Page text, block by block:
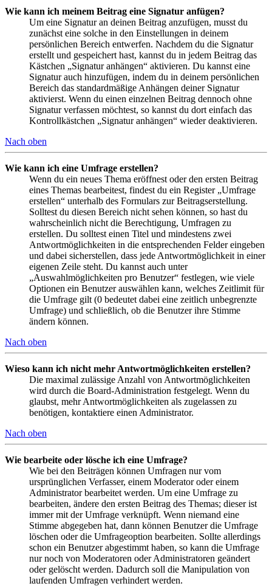
Wie kann ich meinem Beitrag eine Signatur anfügen?
Um eine Signatur an deinen Beitrag anzufügen, musst du
zunächst eine solche in den Einstellungen in deinem
persönlichen Bereich entwerfen. Nachdem du die Signatur
erstellt und gespeichert hast, kannst du in jedem Beitrag das
Kästchen „Signatur anhängen“ aktivieren. Du kannst eine
Signatur auch hinzufügen, indem du in deinem persönlichen
Bereich das standardmäßige Anhängen deiner Signatur
aktivierst. Wenn du einen einzelnen Beitrag dennoch ohne
Signatur verfassen möchtest, so kannst du dort einfach das
Kontrollkästchen „Signatur anhängen“ wieder deaktivieren.
Nach oben
Wie kann ich eine Umfrage erstellen?
Wenn du ein neues Thema eröffnest oder den ersten Beitrag
eines Themas bearbeitest, findest du ein Register „Umfrage
erstellen“ unterhalb des Formulars zur Beitragserstellung.
Solltest du diesen Bereich nicht sehen können, so hast du
wahrscheinlich nicht die Berechtigung, Umfragen zu
erstellen. Du solltest einen Titel und mindestens zwei
Antwortmöglichkeiten in die entsprechenden Felder eingeben
und dabei sicherstellen, dass jede Antwortmöglichkeit in einer
eigenen Zeile steht. Du kannst auch unter
„Auswahlmöglichkeiten pro Benutzer“ festlegen, wie viele
Optionen ein Benutzer auswählen kann, welches Zeitlimit für
die Umfrage gilt (0 bedeutet dabei eine zeitlich unbegrenzte
Umfrage) und schließlich, ob die Benutzer ihre Stimme
ändern können.
Nach oben
Wieso kann ich nicht mehr Antwortmöglichkeiten erstellen?
Die maximal zulässige Anzahl von Antwortmöglichkeiten
wird durch die Board-Administration festgelegt. Wenn du
glaubst, mehr Antwortmöglichkeiten als zugelassen zu
benötigen, kontaktiere einen Administrator.
Nach oben
Wie bearbeite oder lösche ich eine Umfrage?
Wie bei den Beiträgen können Umfragen nur vom
ursprünglichen Verfasser, einem Moderator oder einem
Administrator bearbeitet werden. Um eine Umfrage zu
bearbeiten, ändere den ersten Beitrag des Themas; dieser ist
immer mit der Umfrage verknüpft. Wenn niemand eine
Stimme abgegeben hat, dann können Benutzer die Umfrage
löschen oder die Umfrageoption bearbeiten. Sollte allerdings
schon ein Benutzer abgestimmt haben, so kann die Umfrage
nur noch von Moderatoren oder Administratoren geändert
oder gelöscht werden. Dadurch soll die Manipulation von
laufenden Umfragen verhindert werden.